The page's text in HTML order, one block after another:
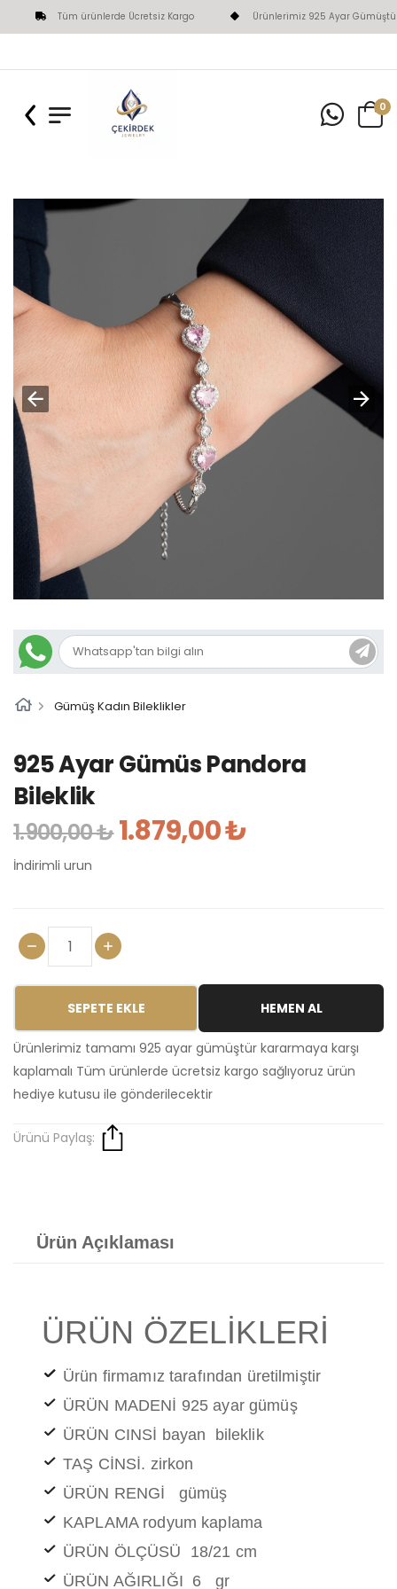
Tüm ürünlerde Ücretsiz Kargo Ürünlerimiz 925 Ayar Gümüştür
0
Gümüş Kadın Bileklikler
925 Ayar Gümüs Pandora
Bileklik
1.900,00 ₺1.879,00 ₺
İndirimli urun
SEPETE EKLE HEMEN AL
Ürünlerimiz tamamı 925 ayar gümüştür kararmaya karşı
kaplamalı Tüm ürünlerde ücretsiz kargo sağlıyoruz ürün
hediye kutusu ile gönderilecektir
Ürünü Paylaş:
Ürün Açıklaması
ÜRÜN ÖZELİKLERİ
Ürün firmamız tarafından üretilmiştir
ÜRÜN MADENİ 925 ayar gümüş
ÜRÜN CINSİ bayan bileklik
TAŞ CİNSİ. zirkon
ÜRÜN RENGİ gümüş
KAPLAMA rodyum kaplama
ÜRÜN ÖLÇÜSÜ 18/21 cm
ÜRÜN AĞIRLIĞI 6 gr